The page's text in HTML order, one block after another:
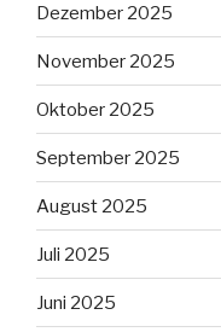
Dezember 2025
November 2025
Oktober 2025
September 2025
August 2025
Juli 2025
Juni 2025